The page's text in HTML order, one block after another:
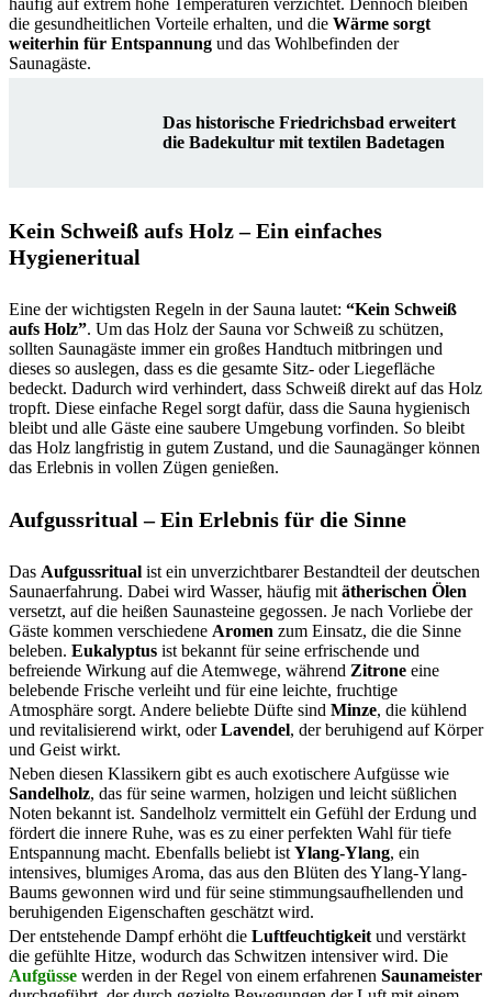
häufig auf extrem hohe Temperaturen verzichtet. Dennoch bleiben
die gesundheitlichen Vorteile erhalten, und die Wärme sorgt
weiterhin für Entspannung und das Wohlbefinden der
Saunagäste.
Das historische Friedrichsbad erweitert
die Badekultur mit textilen Badetagen
Kein Schweiß aufs Holz – Ein einfaches
Hygieneritual
Eine der wichtigsten Regeln in der Sauna lautet: “Kein Schweiß
aufs Holz”. Um das Holz der Sauna vor Schweiß zu schützen,
sollten Saunagäste immer ein großes Handtuch mitbringen und
dieses so auslegen, dass es die gesamte Sitz- oder Liegefläche
bedeckt. Dadurch wird verhindert, dass Schweiß direkt auf das Holz
tropft. Diese einfache Regel sorgt dafür, dass die Sauna hygienisch
bleibt und alle Gäste eine saubere Umgebung vorfinden. So bleibt
das Holz langfristig in gutem Zustand, und die Saunagänger können
das Erlebnis in vollen Zügen genießen.
Aufgussritual – Ein Erlebnis für die Sinne
Das Aufgussritual ist ein unverzichtbarer Bestandteil der deutschen
Saunaerfahrung. Dabei wird Wasser, häufig mit ätherischen Ölen
versetzt, auf die heißen Saunasteine gegossen. Je nach Vorliebe der
Gäste kommen verschiedene Aromen zum Einsatz, die die Sinne
beleben. Eukalyptus ist bekannt für seine erfrischende und
befreiende Wirkung auf die Atemwege, während Zitrone eine
belebende Frische verleiht und für eine leichte, fruchtige
Atmosphäre sorgt. Andere beliebte Düfte sind Minze, die kühlend
und revitalisierend wirkt, oderLavendel, der beruhigend auf Körper
und Geist wirkt.
Neben diesen Klassikern gibt es auch exotischere Aufgüsse wie
Sandelholz, das für seine warmen, holzigen und leicht süßlichen
Noten bekannt ist. Sandelholz vermittelt ein Gefühl der Erdung und
fördert die innere Ruhe, was es zu einer perfekten Wahl für tiefe
Entspannung macht. Ebenfalls beliebt ist Ylang-Ylang, ein
intensives, blumiges Aroma, das aus den Blüten des Ylang-Ylang-
Baums gewonnen wird und für seine stimmungsaufhellenden und
beruhigenden Eigenschaften geschätzt wird.
Der entstehende Dampf erhöht die Luftfeuchtigkeit und verstärkt
die gefühlte Hitze, wodurch das Schwitzen intensiver wird. Die
Aufgüsse werden in der Regel von einem erfahrenen Saunameister